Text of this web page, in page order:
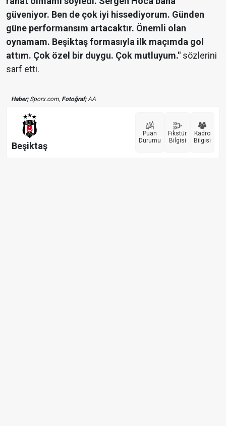
güveniyor. Ben de çok iyi hissediyorum. Günden
güne performansım artacaktır. Önemli olan
oynamam. Beşiktaş formasıyla ilk maçımda gol
attım. Çok özel bir duygu. Çok mutluyum." sözlerini
sarf etti.
Haber;Sporx.com, Fotoğraf;AA
Beşiktaş
Puan
Durumu
Fikstür
Bilgisi
Kadro
Bilgisi